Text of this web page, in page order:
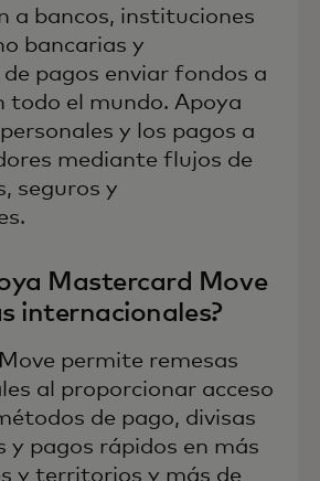
a bancos, instituciones
bancarias y
pagos enviar fondos a
todo el mundo. Apoya
y los pagos a
mediante flujos de
seguros y
Mastercard Move
internacionales?
permite remesas
al proporcionar acceso
de pago, divisas
y pagos rápidos en más
y territorios y más de